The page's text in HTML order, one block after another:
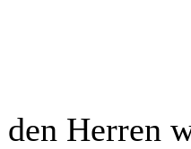
Herren